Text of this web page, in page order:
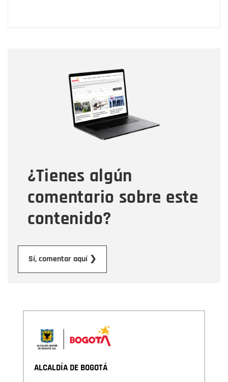
¿Tienes algún
comentario sobre este
contenido?
Sí, comentar aquí ❯
Correo electrónico
Tipo de comentario
Mensaje
ALCALDÍA DE BOGOTÁ